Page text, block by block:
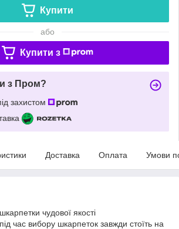
Купити
або
Купити з
з Пром?
захистом
Доставка Оплата Умови
чудової якості
час вибору шкарпеток завжди стоїть на